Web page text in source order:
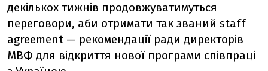
декількох тижнів продовжуватимуться
переговори, аби отримати так званий staff
agreement — рекомендації ради директорів
МВФ для відкриття нової програми співпраці